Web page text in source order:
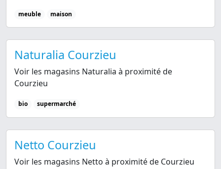
meuble maison
Naturalia Courzieu
Voir les magasins Naturalia à proximité de
Courzieu
bio supermarché
Netto Courzieu
Voir les magasins Netto à proximité de Courzieu